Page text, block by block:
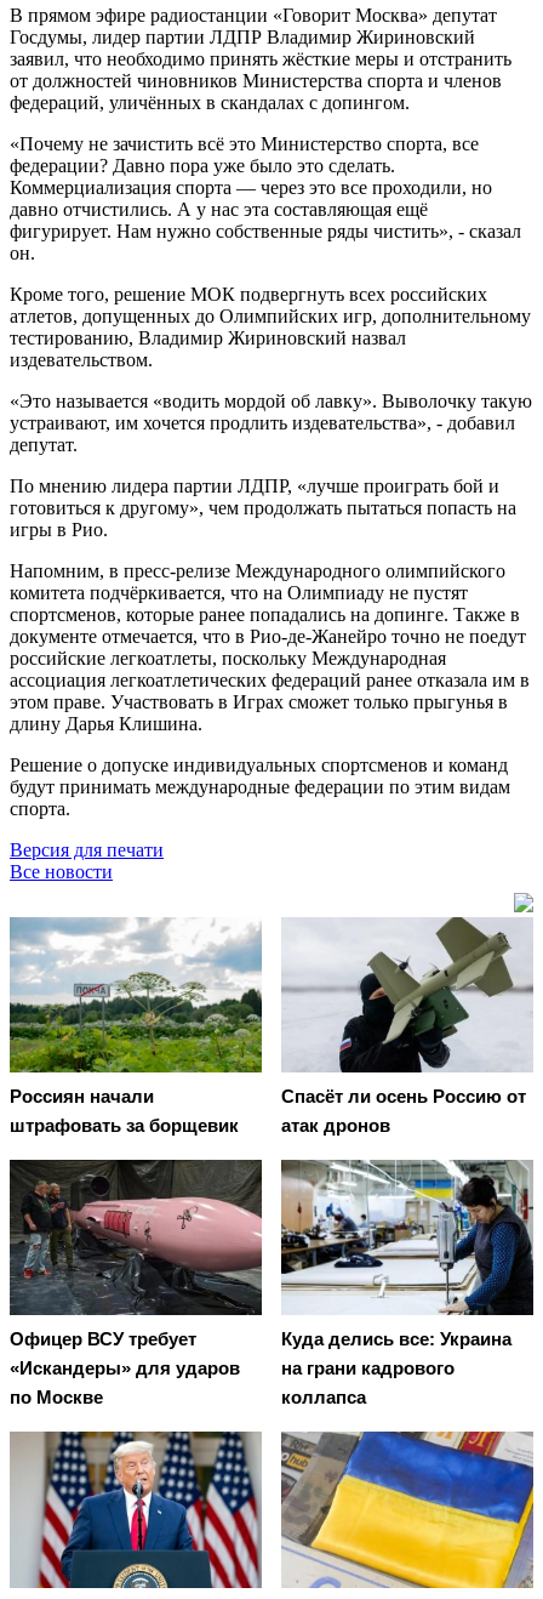
В прямом эфире радиостанции «Говорит Москва» депутат
Госдумы, лидер партии ЛДПР Владимир Жириновский
заявил, что необходимо принять жёсткие меры и отстранить
от должностей чиновников Министерства спорта и членов
федераций, уличённых в скандалах с допингом.
«Почему не зачистить всё это Министерство спорта, все
федерации? Давно пора уже было это сделать.
Коммерциализация спорта — через это все проходили, но
давно отчистились. А у нас эта составляющая ещё
фигурирует. Нам нужно собственные ряды чистить», - сказал
он.
Кроме того, решение МОК подвергнуть всех российских
атлетов, допущенных до Олимпийских игр, дополнительному
тестированию, Владимир Жириновский назвал
издевательством.
«Это называется «водить мордой об лавку». Выволочку такую
устраивают, им хочется продлить издевательства», - добавил
депутат.
По мнению лидера партии ЛДПР, «лучше проиграть бой и
готовиться к другому», чем продолжать пытаться попасть на
игры в Рио.
Напомним, в пресс-релизе Международного олимпийского
комитета подчёркивается, что на Олимпиаду не пустят
спортсменов, которые ранее попадались на допинге. Также в
документе отмечается, что в Рио-де-Жанейро точно не поедут
российские легкоатлеты, поскольку Международная
ассоциация легкоатлетических федераций ранее отказала им в
этом праве. Участвовать в Играх сможет только прыгунья в
длину Дарья Клишина.
Решение о допуске индивидуальных спортсменов и команд
будут принимать международные федерации по этим видам
спорта.
Версия для печати
Все новости
Россиян начали
штрафовать за борщевик
Спасёт ли осень Россию от
атак дронов
Офицер ВСУ требует
«Искандеры» для ударов
по Москве
Куда делись все: Украина
на грани кадрового
коллапса